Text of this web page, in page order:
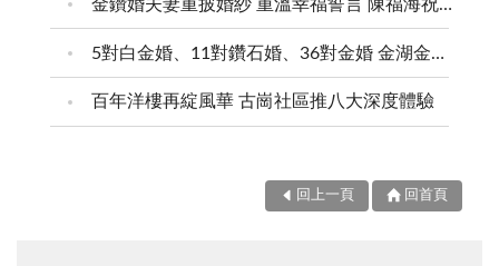
金鑽婚夫妻重披婚紗 重溫幸福誓言 陳福海祝福牽手半世紀 情深相守成典範
5對白金婚、11對鑽石婚、36對金婚 金湖金沙夫妻共享榮耀時刻 陳福海表揚金鑽婚夫妻 向半世紀相守家庭典範致敬
百年洋樓再綻風華 古崗社區推八大深度體驗
回上一頁 回首頁